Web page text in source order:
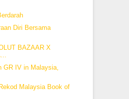
Diri Bersama
BAZAAR X
GR IV in Malaysia,
Malaysia Book of